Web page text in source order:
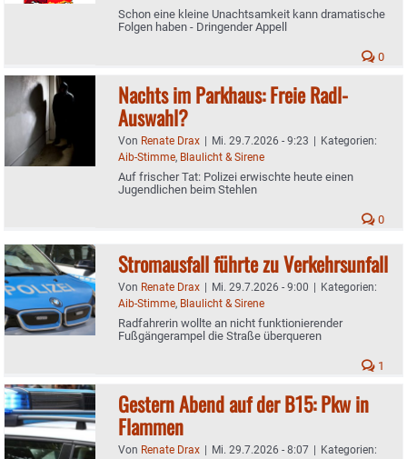
Schon eine kleine Unachtsamkeit kann dramatische
Folgen haben - Dringender Appell
0
Nachts im Parkhaus: Freie Radl-
Auswahl?
Von Renate Drax Mi. 29.7.2026 - 9:23
Kategorien:
Aib-Stimme, Blaulicht & Sirene
Auf frischer Tat: Polizei erwischte heute einen
Jugendlichen beim Stehlen
0
Stromausfall führte zu Verkehrsunfall
Von Renate Drax Mi. 29.7.2026 - 9:00
Kategorien:
Aib-Stimme, Blaulicht & Sirene
Radfahrerin wollte an nicht funktionierender
Fußgängerampel die Straße überqueren
1
Gestern Abend auf der B15: Pkw in
Flammen
Von Renate Drax Mi. 29.7.2026 - 8:07
Kategorien: